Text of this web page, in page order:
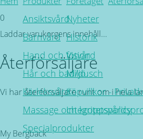
Ansiktsvård
Barnvård
Hand och fotvård
Hår och bad/dusch
Kärleksvård
Massage och
Specialprodukter
Nyheter
Historik
Vision
Miljö
Köpvillkor -
Integritetspolicy
0
Laddar varukorgens innehåll...
Återförsäljare
Vi har återförsäljare runt om i hela
Tillbaka
My Bergbäck